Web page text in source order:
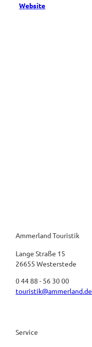
Website
Ammerland Touristik
Lange Straße 15
26655 Westerstede
0 44 88 - 56 30 00
touristik@ammerland.de
Service